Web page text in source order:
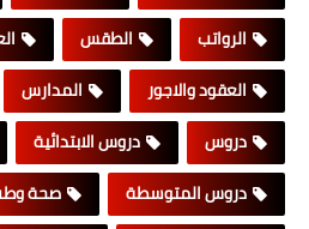
الرواتب
الطقس
العقود والاجور
المدارس
دروس
دروس الابتدائية
دروس المتوسطة
صحة